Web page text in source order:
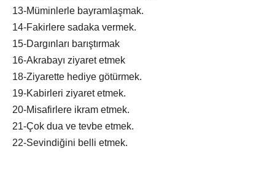
13-Müminlerle bayramlaşmak.
14-Fakirlere sadaka vermek.
15-Dargınları barıştırmak
16-Akrabayı ziyaret etmek
18-Ziyarette hediye götürmek.
19-Kabirleri ziyaret etmek.
20-Misafirlere ikram etmek.
21-Çok dua ve tevbe etmek.
22-Sevindiğini belli etmek.